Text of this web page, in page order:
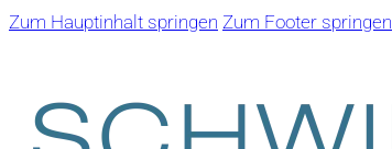
Zum Hauptinhalt springen Zum Footer springen